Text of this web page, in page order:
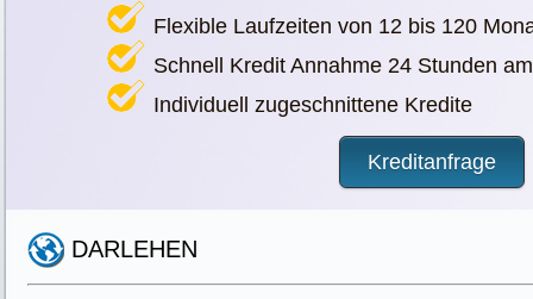
Flexible Laufzeiten von 12 bis 120
Schnell Kredit Annahme 24 Stunden
Individuell zugeschnittene Kredite
Kreditanfrage
DARLEHEN